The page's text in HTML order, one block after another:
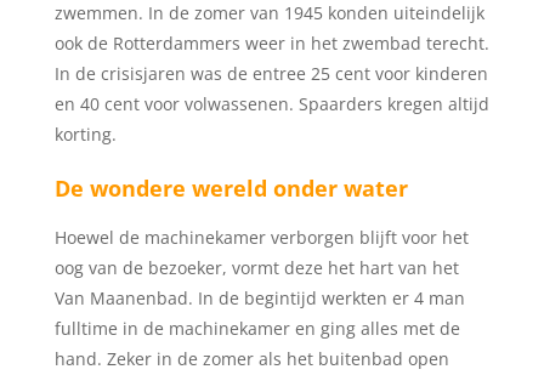
zwemmen. In de zomer van 1945 konden uiteindelijk
ook de Rotterdammers weer in het zwembad terecht.
In de crisisjaren was de entree 25 cent voor kinderen
en 40 cent voor volwassenen. Spaarders kregen altijd
korting.
De wondere wereld onder water
Hoewel de machinekamer verborgen blijft voor het
oog van de bezoeker, vormt deze het hart van het
Van Maanenbad. In de begintijd werkten er 4 man
fulltime in de machinekamer en ging alles met de
hand. Zeker in de zomer als het buitenbad open